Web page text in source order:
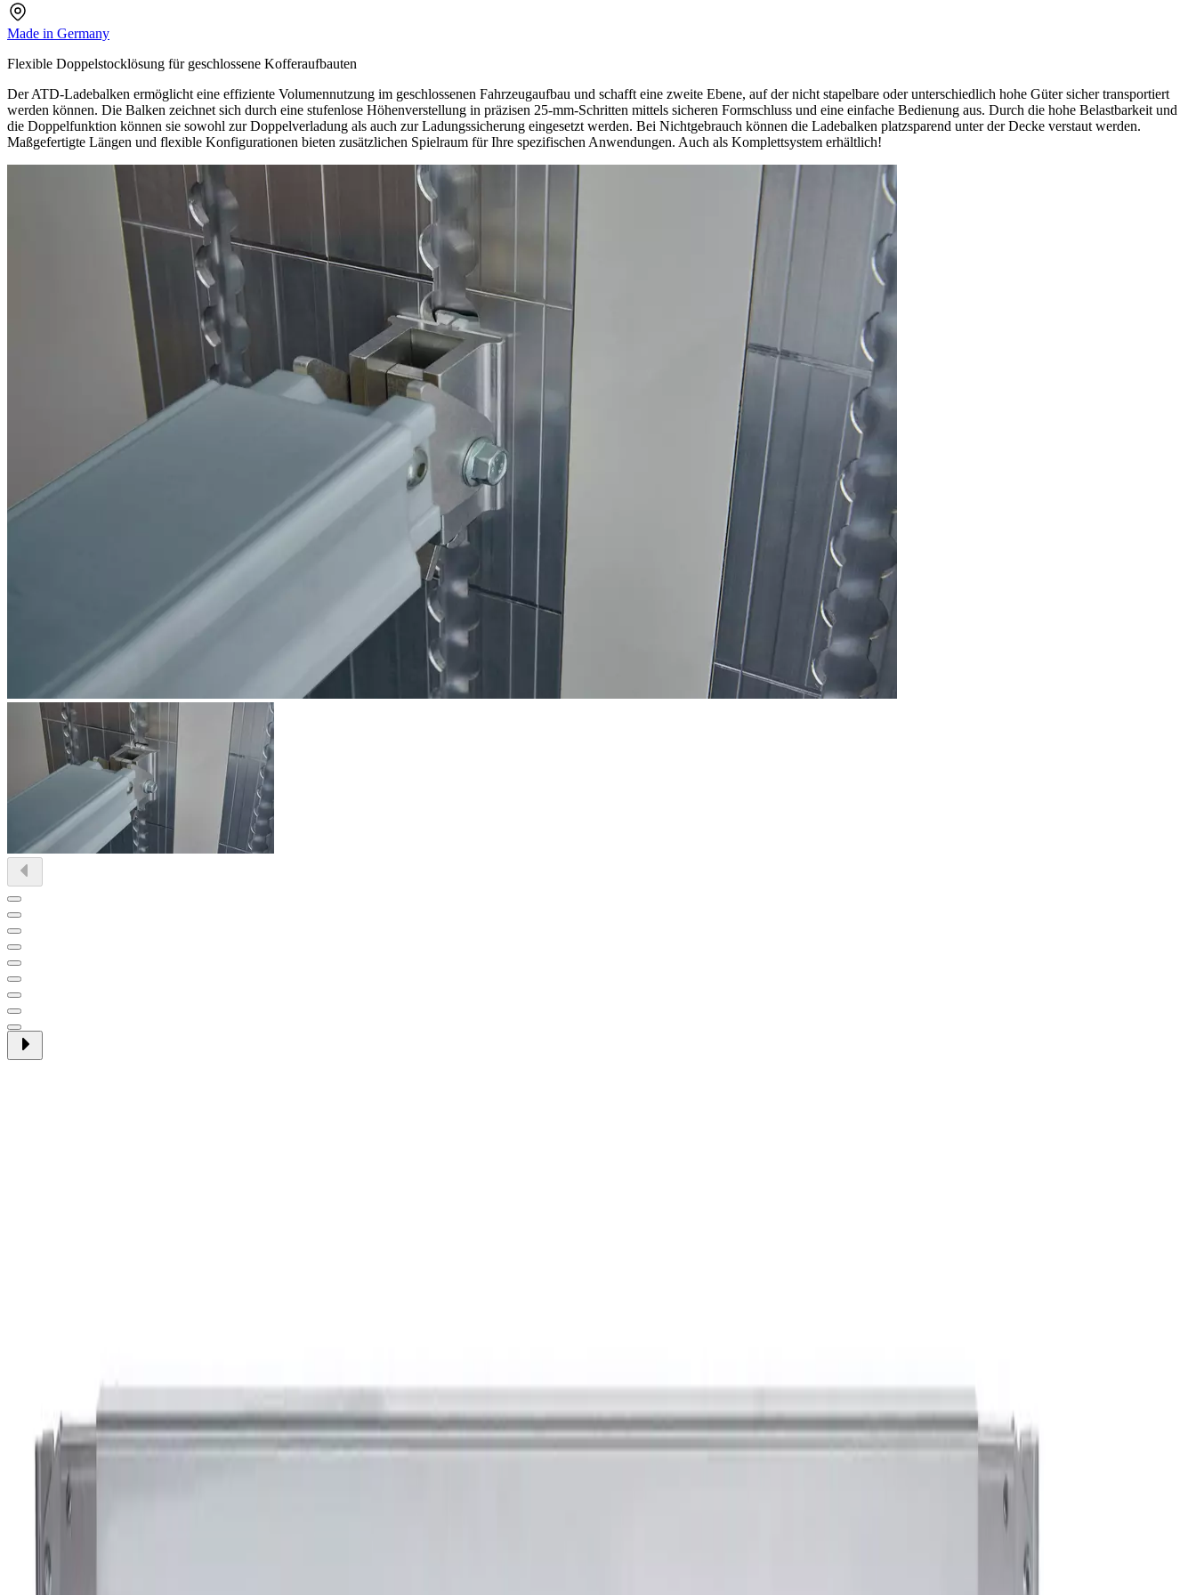
Made in Germany
Flexible Doppelstocklösung für geschlossene Kofferaufbauten
Der ATD-Ladebalken ermöglicht eine effiziente Volumennutzung im geschlossenen Fahrzeugaufbau und schafft eine zweite Ebene, auf der nicht stapelbare oder unterschiedlich hohe Güter sicher transportiert
werden können. Die Balken zeichnet sich durch eine stufenlose Höhenverstellung in präzisen 25-mm-Schritten mittels sicheren Formschluss und eine einfache Bedienung aus. Durch die hohe Belastbarkeit und
die Doppelfunktion können sie sowohl zur Doppelverladung als auch zur Ladungssicherung eingesetzt werden. Bei Nichtgebrauch können die Ladebalken platzsparend unter der Decke verstaut werden.
Maßgefertigte Längen und flexible Konfigurationen bieten zusätzlichen Spielraum für Ihre spezifischen Anwendungen. Auch als Komplettsystem erhältlich!